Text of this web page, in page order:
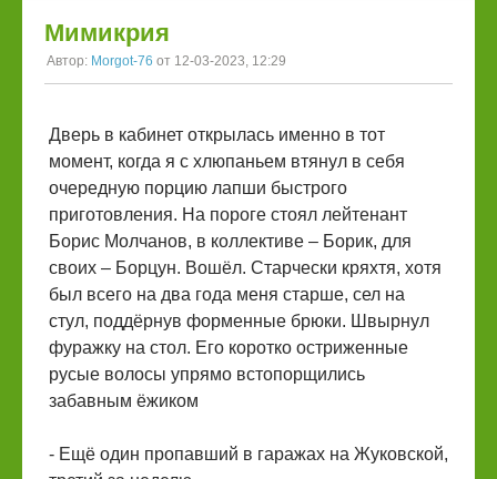
Мимикрия
Автор: Morgot-76 от 12-03-2023, 12:29
Дверь в кабинет открылась именно в тот
момент, когда я с хлюпаньем втянул в себя
очередную порцию лапши быстрого
приготовления. На пороге стоял лейтенант
Борис Молчанов, в коллективе – Борик, для
своих – Борцун. Вошёл. Старчески кряхтя, хотя
был всего на два года меня старше, сел на
стул, поддёрнув форменные брюки. Швырнул
фуражку на стол. Его коротко остриженные
русые волосы упрямо встопорщились
забавным ёжиком
- Ещё один пропавший в гаражах на Жуковской,